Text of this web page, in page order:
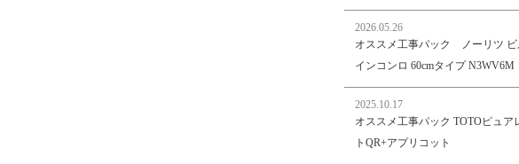
2026.05.26
オススメ工事パック ノーリツ ビ
インコンロ 60cmタイプ N3WV6M
2025.10.17
オススメ工事パック TOTOピュア
トQR+アプリコット